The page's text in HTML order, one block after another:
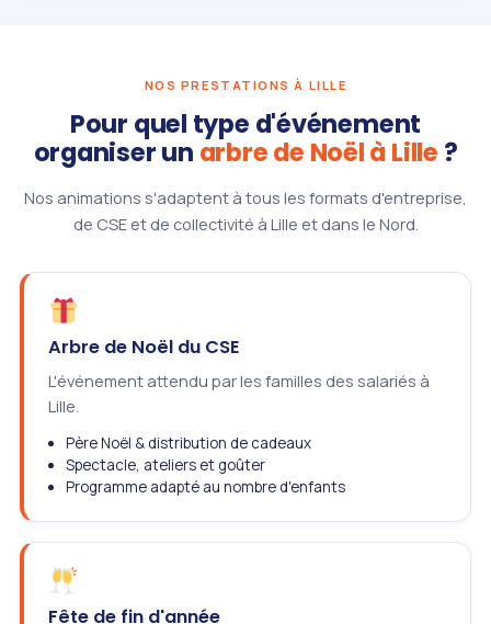
NOS PRESTATIONS À LILLE
Pour quel type d'événement
organiser un arbre de Noël à Lille ?
Nos animations s'adaptent à tous les formats d'entreprise,
de CSE et de collectivité à Lille et dans le Nord.
Arbre de Noël du CSE
L'événement attendu par les familles des salariés à
Lille.
Père Noël & distribution de cadeaux
Spectacle, ateliers et goûter
Programme adapté au nombre d'enfants
Fête de fin d'année